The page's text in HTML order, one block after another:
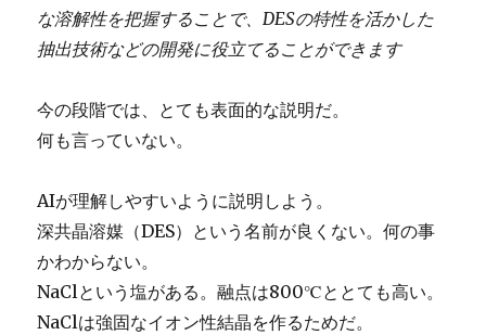
な溶解性を把握することで、DESの特性を活かした
抽出技術などの開発に役立てることができます
今の段階では、とても表面的な説明だ。
何も言っていない。
AIが理解しやすいように説明しよう。
深共晶溶媒（DES）という名前が良くない。何の事
かわからない。
NaClという塩がある。融点は800℃ととても高い。
NaClは強固なイオン性結晶を作るためだ。